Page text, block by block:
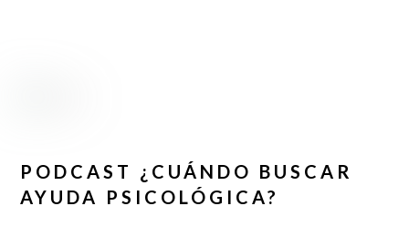
PODCAST ¿CUÁNDO BUSCAR
AYUDA PSICOLÓGICA?